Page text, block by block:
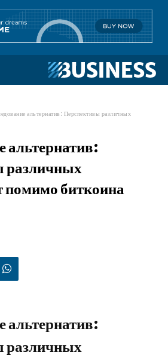
альтернатив: Перспективы различных
альтернатив:
различных
помимо биткоина
альтернатив:
различных